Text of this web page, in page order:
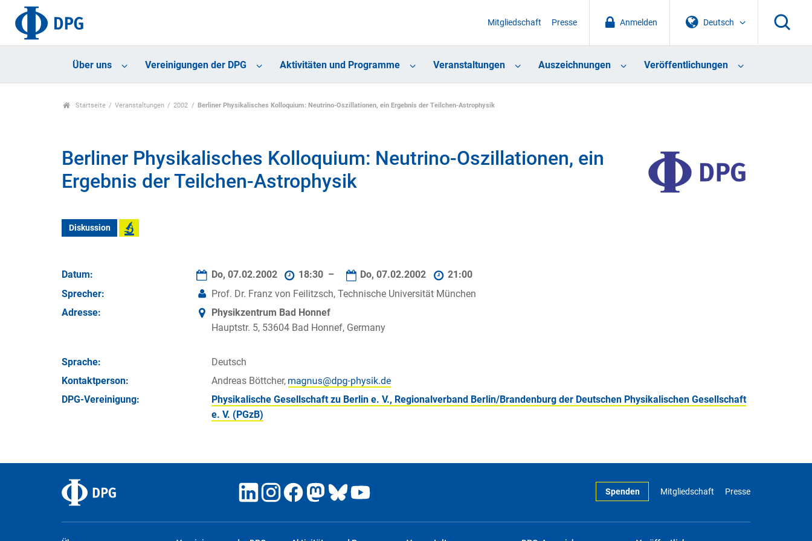
Deutsch
Anmelden
Mitgliedschaft Presse
Über uns Vereinigungen der DPG Aktivitäten und Programme Veranstaltungen Auszeichnungen Veröffentlichungen
Startseite Veranstaltungen 2002 Berliner Physikalisches Kolloquium: Neutrino-Oszillationen, ein Ergebnis der Teilchen-Astrophysik
Berliner Physikalisches Kolloquium: Neutrino-Oszillationen, ein
Ergebnis der Teilchen-Astrophysik
Diskussion
Datum: Do, 07.02.2002 18:30 – Do, 07.02.2002
21:00
Sprecher:
Prof. Dr. Franz von Feilitzsch, Technische Universität München
Adresse:
Physikzentrum Bad Honnef
Hauptstr. 5, 53604 Bad Honnef, Germany
Sprache:
Deutsch
Kontakt­person:
Andreas Böttcher,
DPG-Vereinigung:
Physikalische Gesellschaft zu Berlin e. V., Regionalverband Berlin/Brandenburg der Deutschen Physikalischen Gesellschaft
e. V. (PGzB)
Spenden Mitgliedschaft Presse